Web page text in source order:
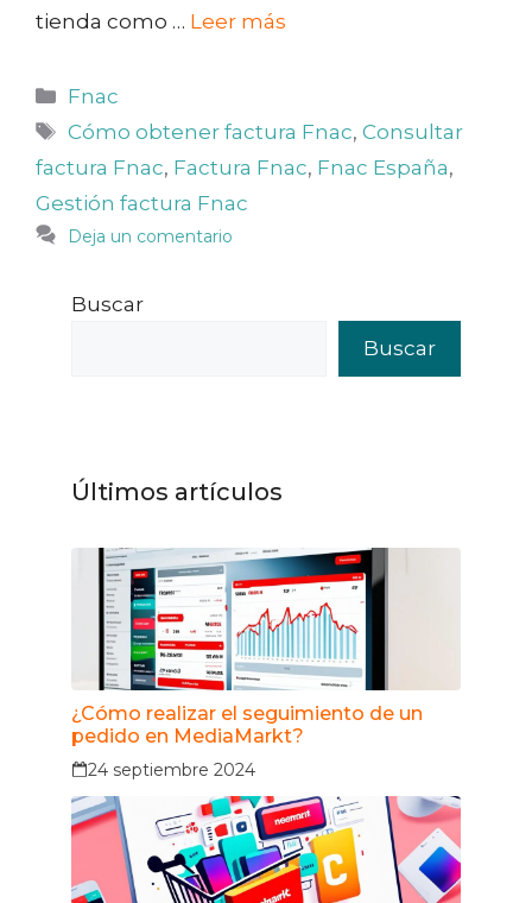
tienda como … Leer más
Categorías
Fnac
Etiquetas
Cómo obtener factura Fnac,Consultar
factura Fnac, Factura Fnac, Fnac España,
Gestión factura Fnac
Deja un comentario
Buscar
Buscar
Últimos artículos
¿Cómo realizar el seguimiento de un
pedido en MediaMarkt?
24 septiembre 2024